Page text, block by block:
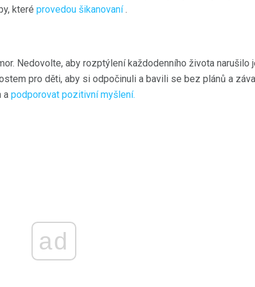
které provedou šikanovaní.
Nedovolte, aby rozptýlení každodenního života narušilo
pro děti, aby si odpočinuli a bavili se bez plánů a
a podporovat pozitivní myšlení.
ad